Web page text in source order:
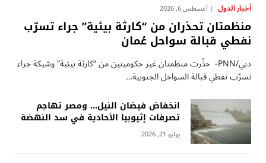
أخبار الدول أغسطس 6, 2026
منظمتان تحذران من “كارثة بيئية” جراء تسرّب
نفطي قبالة سواحل عُمان
دبي/PNN- حذّرت منظمتان غير حكوميتين من “كارثة بيئية” وشيكة جراء
تسرّب نفطي قبالة السواحل الجنوبية…
انخفاض فيضان النيل… ومصر تهاجم
تصرفات إثيوبيا الأحادية في سد النهضة
يوليو 21, 2026